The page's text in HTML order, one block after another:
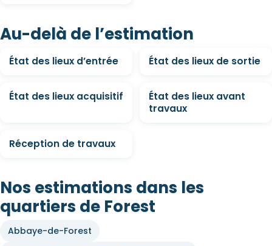
Au-delà de l’estimation
État des lieux d’entrée État des lieux de sortie
État des lieux acquisitif
État des lieux avant
travaux
Réception de travaux
Nos estimations dans les
quartiers de Forest
Abbaye-de-Forest